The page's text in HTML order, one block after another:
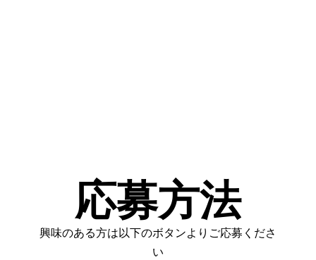
応募方法
興味のある方は以下のボタンよりご応募くださ
い